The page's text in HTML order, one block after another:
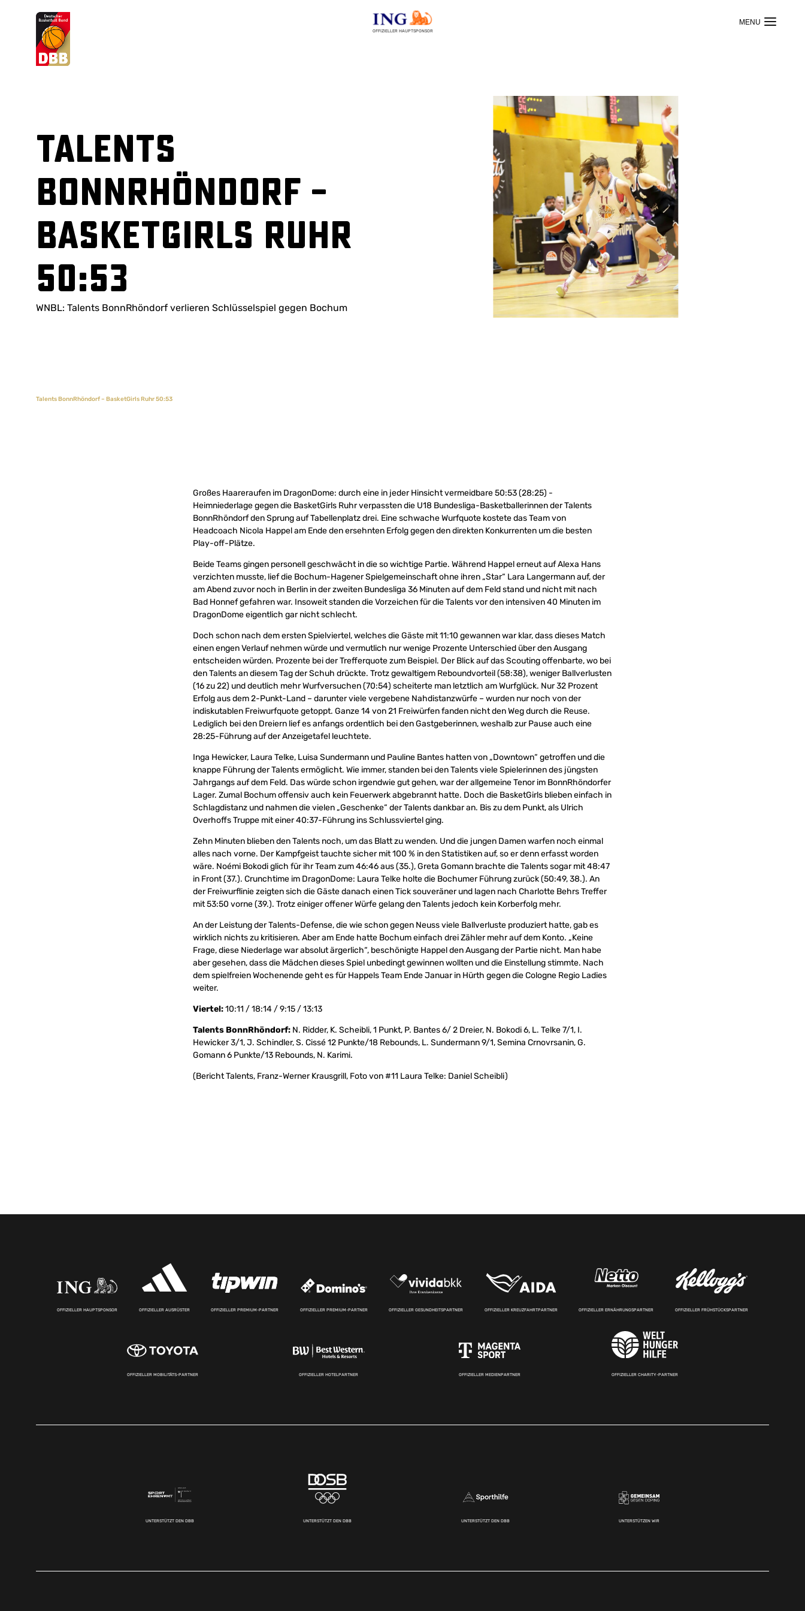
OFFIZIELLER HAUPTSPONSOR
Suchvorschläge
Talents
BonnRhöndorf –
BasketGirls Ruhr
50:53
WNBL: Talents BonnRhöndorf verlieren Schlüsselspiel gegen Bochum
Talents BonnRhöndorf – BasketGirls Ruhr 50:53
Großes Haareraufen im DragonDome: durch eine in jeder Hinsicht vermeidbare 50:53 (28:25) -
Heimniederlage gegen die BasketGirls Ruhr verpassten die U18 Bundesliga-Basketballerinnen der Talents
BonnRhöndorf den Sprung auf Tabellenplatz drei. Eine schwache Wurfquote kostete das Team von
Headcoach Nicola Happel am Ende den ersehnten Erfolg gegen den direkten Konkurrenten um die besten
Play-off-Plätze.
Beide Teams gingen personell geschwächt in die so wichtige Partie. Während Happel erneut auf Alexa Hans
verzichten musste, lief die Bochum-Hagener Spielgemeinschaft ohne ihren „Star“ Lara Langermann auf, der
am Abend zuvor noch in Berlin in der zweiten Bundesliga 36 Minuten auf dem Feld stand und nicht mit nach
Bad Honnef gefahren war. Insoweit standen die Vorzeichen für die Talents vor den intensiven 40 Minuten im
DragonDome eigentlich gar nicht schlecht.
Doch schon nach dem ersten Spielviertel, welches die Gäste mit 11:10 gewannen war klar, dass dieses Match
einen engen Verlauf nehmen würde und vermutlich nur wenige Prozente Unterschied über den Ausgang
entscheiden würden. Prozente bei der Trefferquote zum Beispiel. Der Blick auf das Scouting offenbarte, wo bei
den Talents an diesem Tag der Schuh drückte. Trotz gewaltigem Reboundvorteil (58:38), weniger Ballverlusten
(16 zu 22) und deutlich mehr Wurfversuchen (70:54) scheiterte man letztlich am Wurfglück. Nur 32 Prozent
Erfolg aus dem 2-Punkt-Land – darunter viele vergebene Nahdistanzwürfe – wurden nur noch von der
indiskutablen Freiwurfquote getoppt. Ganze 14 von 21 Freiwürfen fanden nicht den Weg durch die Reuse.
Lediglich bei den Dreiern lief es anfangs ordentlich bei den Gastgeberinnen, weshalb zur Pause auch eine
28:25-Führung auf der Anzeigetafel leuchtete.
Inga Hewicker, Laura Telke, Luisa Sundermann und Pauline Bantes hatten von „Downtown“ getroffen und die
knappe Führung der Talents ermöglicht. Wie immer, standen bei den Talents viele Spielerinnen des jüngsten
Jahrgangs auf dem Feld. Das würde schon irgendwie gut gehen, war der allgemeine Tenor im BonnRhöndorfer
Lager. Zumal Bochum offensiv auch kein Feuerwerk abgebrannt hatte. Doch die BasketGirls blieben einfach in
Schlagdistanz und nahmen die vielen „Geschenke“ der Talents dankbar an. Bis zu dem Punkt, als Ulrich
Overhoffs Truppe mit einer 40:37-Führung ins Schlussviertel ging.
Zehn Minuten blieben den Talents noch, um das Blatt zu wenden. Und die jungen Damen warfen noch einmal
alles nach vorne. Der Kampfgeist tauchte sicher mit 100 % in den Statistiken auf, so er denn erfasst worden
wäre. Noémi Bokodi glich für ihr Team zum 46:46 aus (35.), Greta Gomann brachte die Talents sogar mit 48:47
in Front (37.). Crunchtime im DragonDome: Laura Telke holte die Bochumer Führung zurück (50:49, 38.). An
der Freiwurflinie zeigten sich die Gäste danach einen Tick souveräner und lagen nach Charlotte Behrs Treffer
mit 53:50 vorne (39.). Trotz einiger offener Würfe gelang den Talents jedoch kein Korberfolg mehr.
An der Leistung der Talents-Defense, die wie schon gegen Neuss viele Ballverluste produziert hatte, gab es
wirklich nichts zu kritisieren. Aber am Ende hatte Bochum einfach drei Zähler mehr auf dem Konto. „Keine
Frage, diese Niederlage war absolut ärgerlich“, beschönigte Happel den Ausgang der Partie nicht. Man habe
aber gesehen, dass die Mädchen dieses Spiel unbedingt gewinnen wollten und die Einstellung stimmte. Nach
dem spielfreien Wochenende geht es für Happels Team Ende Januar in Hürth gegen die Cologne Regio Ladies
weiter.
Viertel:10:11 / 18:14 / 9:15 / 13:13
Talents BonnRhöndorf: N. Ridder, K. Scheibli, 1 Punkt, P. Bantes 6/ 2 Dreier, N. Bokodi 6, L. Telke 7/1, I.
Hewicker 3/1, J. Schindler, S. Cissé 12 Punkte/18 Rebounds, L. Sundermann 9/1, Semina Crnovrsanin, G.
Gomann 6 Punkte/13 Rebounds, N. Karimi.
(Bericht Talents, Franz-Werner Krausgrill, Foto von #11 Laura Telke: Daniel Scheibli)
OFFIZIELLER HAUPTSPONSOR OFFIZIELLER AUSRÜSTER OFFIZIELLER PREMIUM-PARTNER OFFIZIELLER PREMIUM-PARTNER OFFIZIELLER GESUNDHEITSPARTNER OFFIZIELLER KREUZFAHRTPARTNER OFFIZIELLER ERNÄHRUNGSPARTNER OFFIZIELLER FRÜHSTÜCKSPARTNER
OFFIZIELLER MOBILITÄTS-PARTNER OFFIZIELLER HOTELPARTNER OFFIZIELLER MEDIENPARTNER OFFIZIELLER CHARITY-PARTNER
UNTERSTÜTZT DEN DBB UNTERSTÜTZT DEN DBB UNTERSTÜTZT DEN DBB UNTERSTÜTZEN WIR